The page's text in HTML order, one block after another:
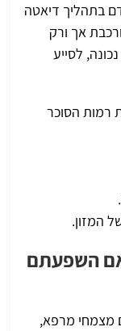
בתהליך דיאטה
אך ורק
, לסייע
רמות הסוכר
המזון.
השפעתם
מצמחי מרפא,